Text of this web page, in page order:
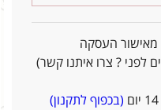
(בכפוף לתקנון)